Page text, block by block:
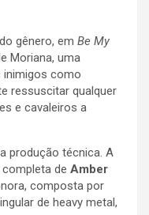
gênero, em Be My
Moriana, uma
inimigos como
ressuscitar qualquer
e cavaleiros a
produção técnica. A
de Amber
composta por
de heavy metal,